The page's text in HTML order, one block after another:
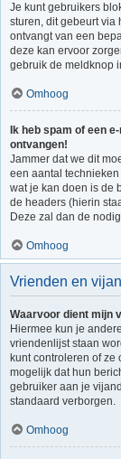
Je kunt gebruikers
sturen, dit gebeurt via
ontvangt van een
deze kan ervoor
gebruik de meldknop
Omhoog
Ik heb spam of een
ontvangen!
Jammer dat we dit
een aantal
wat je kan doen is de
de headers (hierin
Deze zal dan de
Omhoog
Vrienden en
Waarvoor dient mijn
Hiermee kun je
vriendenlijst staan
kunt controleren of ze
mogelijk dat hun
gebruiker aan je
standaard verborgen.
Omhoog